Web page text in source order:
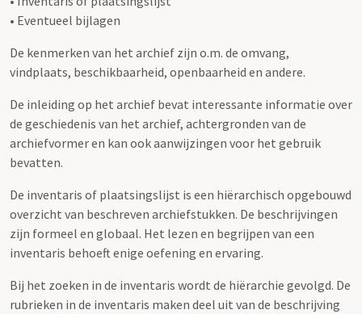
• Eventueel bijlagen
De kenmerken van het archief zijn o.m. de omvang,
vindplaats, beschikbaarheid, openbaarheid en andere.
De inleiding op het archief bevat interessante informatie over
de geschiedenis van het archief, achtergronden van de
archiefvormer en kan ook aanwijzingen voor het gebruik
bevatten.
De inventaris of plaatsingslijst is een hiërarchisch opgebouwd
overzicht van beschreven archiefstukken. De beschrijvingen
zijn formeel en globaal. Het lezen en begrijpen van een
inventaris behoeft enige oefening en ervaring.
Bij het zoeken in de inventaris wordt de hiërarchie gevolgd. De
rubrieken in de inventaris maken deel uit van de beschrijving